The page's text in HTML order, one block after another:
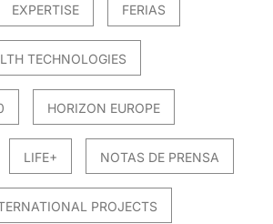
EXPERTISE FERIAS
TECHNOLOGIES
HORIZON EUROPE
LIFE+ NOTAS DE PRENSA
PROJECTS